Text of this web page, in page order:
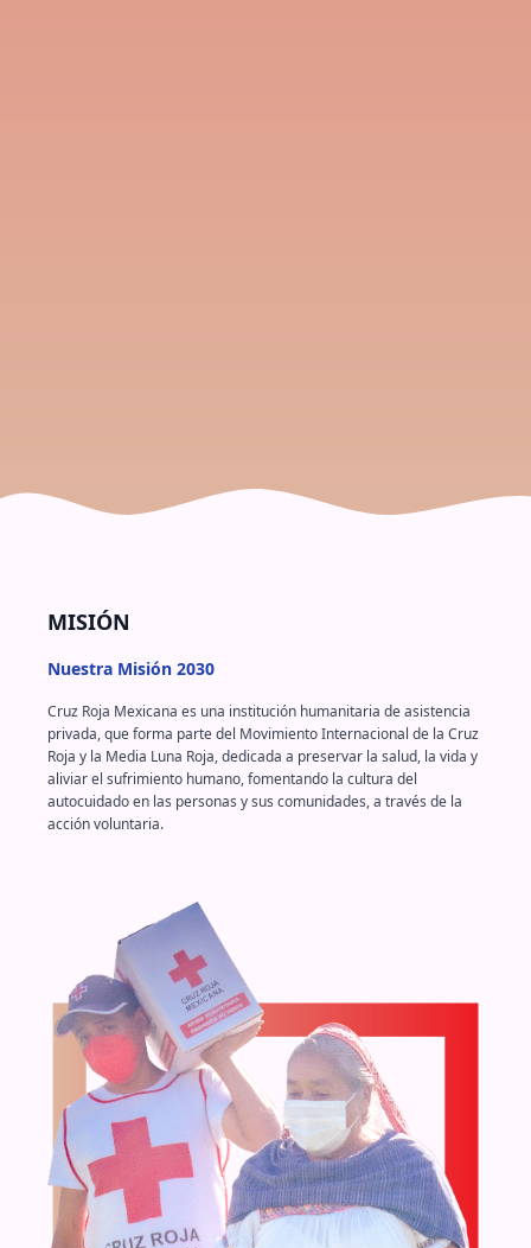
MISIÓN
Nuestra Misión 2030
Cruz Roja Mexicana es una institución humanitaria de asistencia
privada, que forma parte del Movimiento Internacional de la Cruz
Roja y la Media Luna Roja, dedicada a preservar la salud, la vida y
aliviar el sufrimiento humano, fomentando la cultura del
autocuidado en las personas y sus comunidades, a través de la
acción voluntaria.